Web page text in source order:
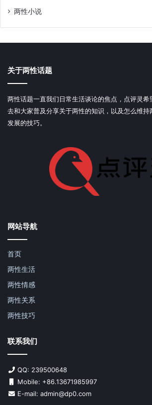
两性小说
关于两性话题
两性话题一直我们日常生活谈论的焦点，点评灵
去和大家普及分享关于两性的知识，以及怎么维
发展的技巧。
网站导航
首页
两性生活
两性情感
两性关系
两性技巧
联系我们
QQ: 239500648
Mobile: +86.13671985997
E-mail: admin@dp0.com